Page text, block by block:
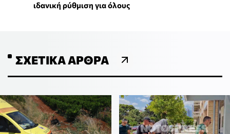
ιδανική ρύθμιση για όλους
ΣΧΕΤΙΚΆ ΆΡΘΡΑ